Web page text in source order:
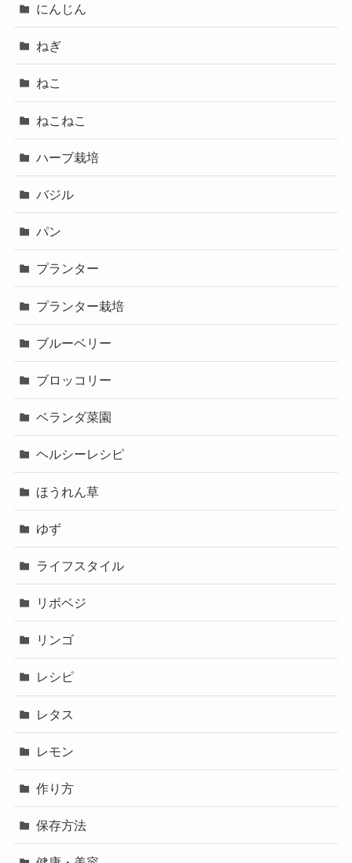
にんじん
ねぎ
ねこ
ねこねこ
ハーブ栽培
バジル
パン
プランター
プランター栽培
ブルーベリー
ブロッコリー
ベランダ菜園
ヘルシーレシピ
ほうれん草
ゆず
ライフスタイル
リボベジ
リンゴ
レシピ
レタス
レモン
作り方
保存方法